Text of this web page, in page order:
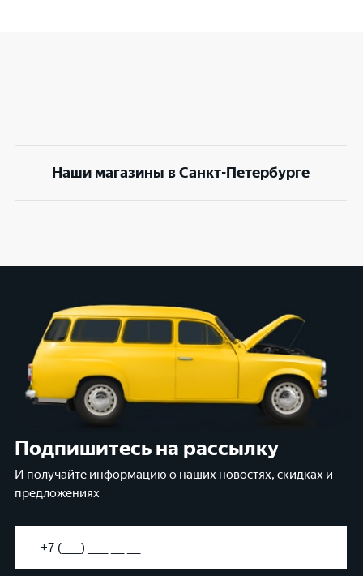
Наши магазины в Санкт-Петербурге
Подпишитесь на рассылку
И получайте информацию о наших новостях, скидках и
предложениях